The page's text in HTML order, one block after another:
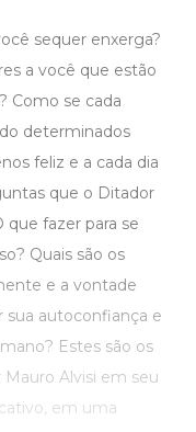
sequer enxerga?
a você que estão
Como se cada
determinados
feliz e a cada dia
que o Ditador
que fazer para se
Quais são os
e a vontade
autoconfiança e
Estes são os
Alvisi em seu
em uma